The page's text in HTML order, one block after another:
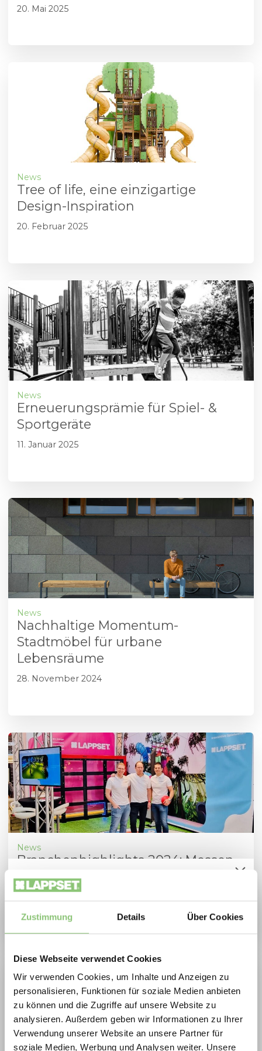
Zustimmung Details Über Cookies
Diese Webseite verwendet Cookies
Wir verwenden Cookies, um Inhalte und Anzeigen zu
personalisieren, Funktionen für soziale Medien anbieten
zu können und die Zugriffe auf unsere Website zu
analysieren. Außerdem geben wir Informationen zu Ihrer
Verwendung unserer Website an unsere Partner für
soziale Medien, Werbung und Analysen weiter. Unsere
20. Mai 2025
News
Tree of life, eine einzigartige
Design-Inspiration
20. Februar 2025
News
Erneuerungsprämie für Spiel- &
Sportgeräte
11. Januar 2025
News
Nachhaltige Momentum-
Stadtmöbel für urbane
Lebensräume
28. November 2024
News
Branchenhighlights 2024: Messen
und Veranstaltungen
Spielplatzoffensive 2026
Zukunftsfähige Spielräume zu besonders
attraktiven Konditionen: Die Lappset
Spielplatzoffensive vereint Qualität,
ausgewählten Aktionsprodukten.
2026 profitieren Gemeinden, Schulen, Planer
und Betreiber von extra scharf kalkulierten
Preisen auf langlebige, geprüfte
Spielplatzlösungen ideal für Neubau,